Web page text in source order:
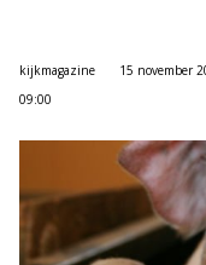
kijkmagazine
15 november
09:00